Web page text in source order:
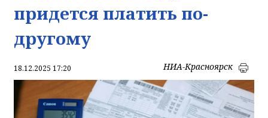
придется платить по-
другому
18.12.2025 17:20 НИА-Красноярск